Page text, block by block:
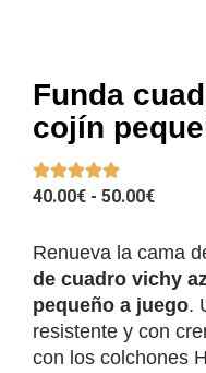
Funda
cojín
40.00€ - 50.00€RANGO
DESDE
40.00€
50.00€
Renueva la cama
de cuadro vichy
pequeño a juego.
resistente y con
con los colchones